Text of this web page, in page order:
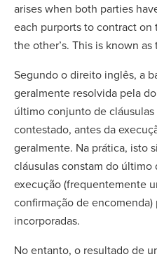
arises when both parties
each purports to contract
the other’s. This is known as
Segundo o direito inglês, a
geralmente resolvida pela
último conjunto de
contestado, antes da
geralmente. Na prática, isto
cláusulas constam do
execução (frequentemente
confirmação de encomenda)
incorporadas.
No entanto, o resultado de